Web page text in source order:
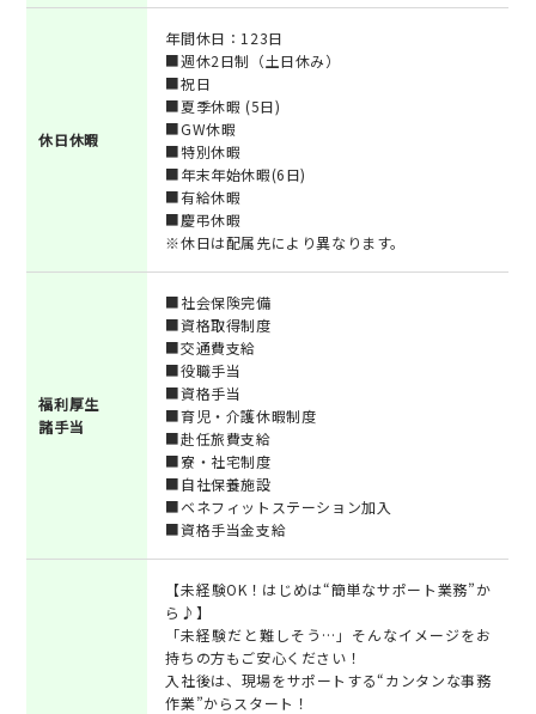
休日休暇
年間休日：123日
■週休2日制（土日休み）
■祝日
■夏季休暇 (5日)
■GW休暇
■特別休暇
■年末年始休暇(6日)
■有給休暇
■慶弔休暇
※休日は配属先により異なります。
福利厚生
諸手当
■社会保険完備
■資格取得制度
■交通費支給
■役職手当
■資格手当
■育児・介護休暇制度
■赴任旅費支給
■寮・社宅制度
■自社保養施設
■ベネフィットステーション加入
■資格手当金支給
【未経験OK！はじめは“簡単なサポート業務”か
ら♪】
「未経験だと難しそう…」そんなイメージをお
持ちの方もご安心ください！
入社後は、現場をサポートする“カンタンな事務
作業”からスタート！